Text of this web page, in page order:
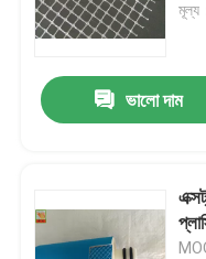
ভালো দাম